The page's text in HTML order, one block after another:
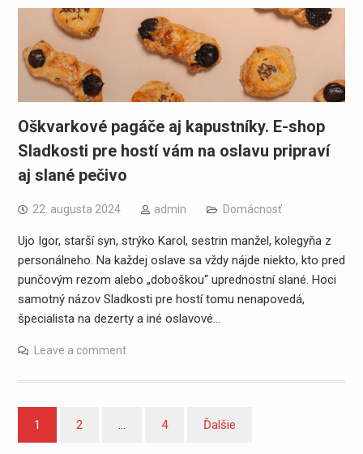
Oškvarkové pagáče aj kapustníky. E-shop
Sladkosti pre hostí vám na oslavu pripraví
aj slané pečivo
22. augusta 2024 admin Domácnosť
Ujo Igor, starší syn, strýko Karol, sestrin manžel, kolegyňa z
personálneho. Na každej oslave sa vždy nájde niekto, kto pred
punčovým rezom alebo „doboškou“ uprednostní slané. Hoci
samotný názov Sladkosti pre hostí tomu nenapovedá,
špecialista na dezerty a iné oslavové…
Leave a comment
Navigácia
v
1 2 4 Ďalšie